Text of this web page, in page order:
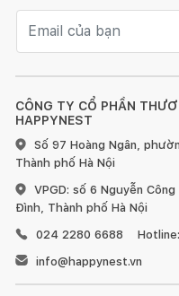
CÔNG TY CỔ PHẦN
HAPPYNEST
Số 97 Hoàng Ngân,
Thành phố Hà Nội
VPGD: số 6 Nguyễn
Đình, Thành phố Hà Nội
024 2280 6688
info@happynest.vn